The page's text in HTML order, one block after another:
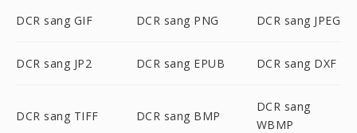
DCR sang GIF DCR sang PNG DCR sang JPEG
DCR sang JP2 DCR sang EPUB DCR sang DXF
DCR sang TIFF DCR sang BMP
DCR sang
WBMP